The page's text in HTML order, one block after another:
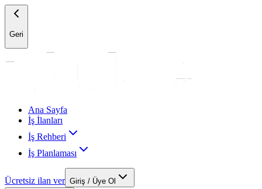
Geri
Ana Sayfa
İş İlanları
İş Rehberi
İş Planlaması
Ücretsiz ilan ver Giriş / Üye Ol